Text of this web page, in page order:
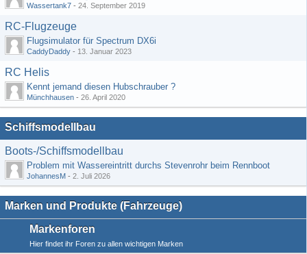
Wassertank7 - 24. September 2019
RC-Flugzeuge
Flugsimulator für Spectrum DX6i
CaddyDaddy - 13. Januar 2023
RC Helis
Kennt jemand diesen Hubschrauber ?
Münchhausen - 26. April 2020
Schiffsmodellbau
Boots-/Schiffsmodellbau
Problem mit Wassereintritt durchs Stevenrohr beim Rennboot
JohannesM - 2. Juli 2026
Marken und Produkte (Fahrzeuge)
Markenforen
Hier findet ihr Foren zu allen wichtigen Marken